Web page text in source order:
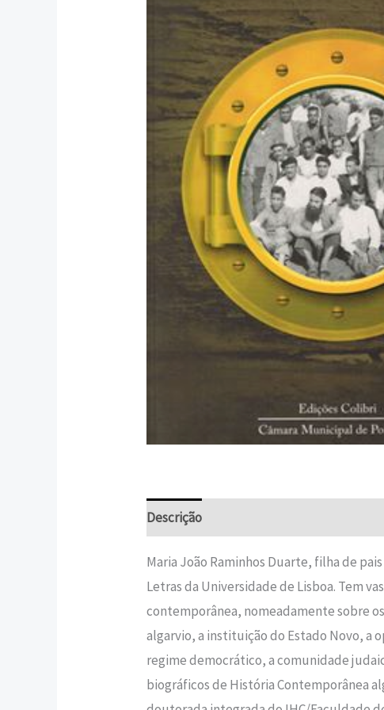
Descrição
Maria João Raminhos Duarte, filha de
Letras da Universidade de Lisboa. Tem
contemporânea, nomeadamente sobre
algarvio, a instituição do Estado Novo, a
regime democrático, a comunidade
biográficos de História Contemporânea